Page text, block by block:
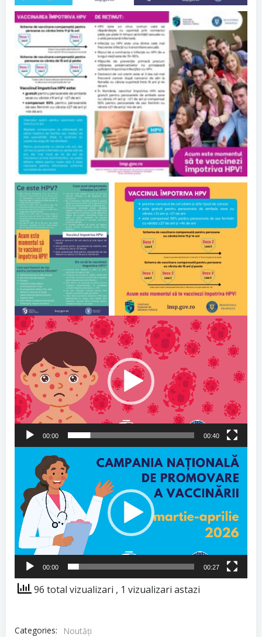
Video
Player
00:00 00:40
Player
00:00 00:27
96 total vizualizari , 1 vizualizari astazi
Categories:
Noutăți